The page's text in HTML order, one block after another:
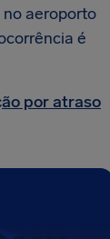
aeroporto
é
por atraso